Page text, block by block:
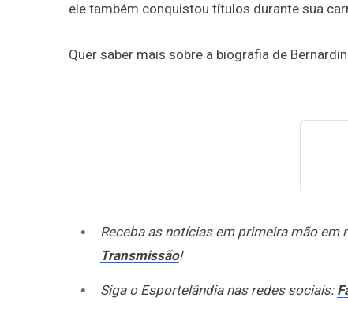
ele também conquistou títulos durante sua
Quer saber mais sobre a biografia de
Receba as notícias em primeira mão em
Transmissão!
Siga o Esportelândia nas redes sociais: